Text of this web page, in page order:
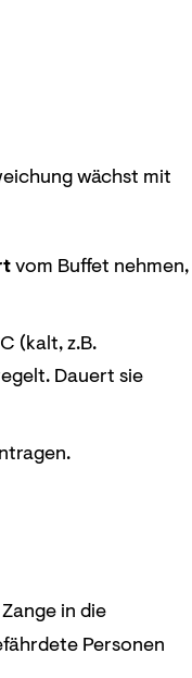
wächst mit
vom Buffet nehmen,
(kalt, z.B.
Dauert sie
in die
Personen